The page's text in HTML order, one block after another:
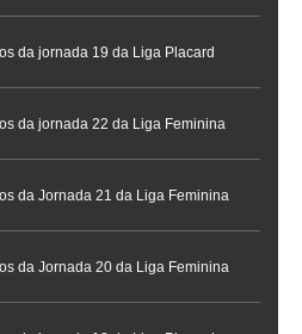
da jornada 19 da Liga Placard
da jornada 22 da Liga Feminina
da Jornada 21 da Liga Feminina
da Jornada 20 da Liga Feminina